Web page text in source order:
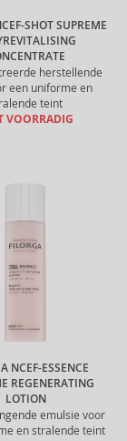
SHOT SUPREME
herstellende
een uniforme en
teint
VOORRADIG
NCEF-ESSENCE
REGENERATING
LOTION
emulsie voor
en stralende teint